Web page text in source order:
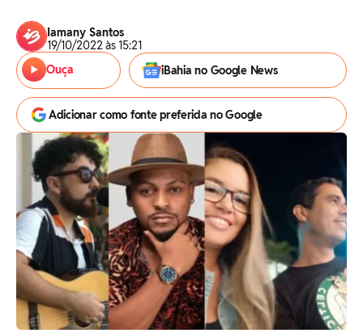
Iamany Santos
19/10/2022 às 15:21
Ouça
iBahia no Google News
Adicionar como fonte preferida no Google